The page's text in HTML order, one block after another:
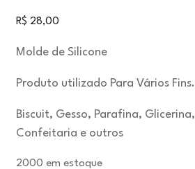
R$ 28,00
Molde de Silicone
Produto utilizado Para Vários Fins.
Biscuit, Gesso, Parafina, Glicerina,
Confeitaria e outros
2000 em estoque